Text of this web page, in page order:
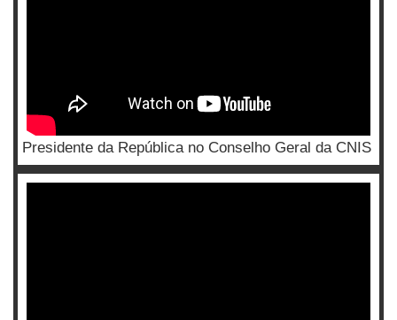
Presidente da República no Conselho Geral da CNIS